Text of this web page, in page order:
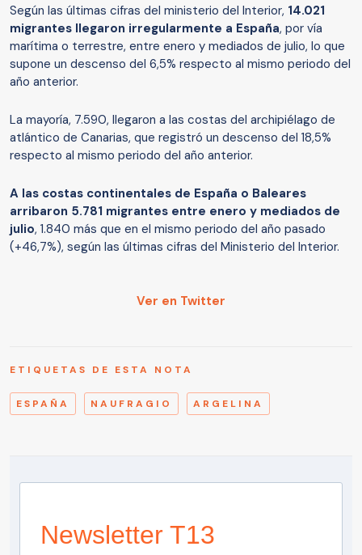
Según las últimas cifras del ministerio del Interior, 14.021
migrantes llegaron irregularmente a España, por vía
marítima o terrestre, entre enero y mediados de julio, lo que
supone un descenso del 6,5% respecto al mismo periodo del
año anterior.
La mayoría, 7.590, llegaron a las costas del archipiélago de
atlántico de Canarias, que registró un descenso del 18,5%
respecto al mismo periodo del año anterior.
A las costas continentales de España o Baleares
arribaron 5.781 migrantes entre enero y mediados de
julio, 1.840 más que en el mismo periodo del año pasado
(+46,7%), según las últimas cifras del Ministerio del Interior.
Ver en Twitter
ETIQUETAS DE ESTA NOTA
ESPAÑA NAUFRAGIO ARGELINA
Newsletter T13